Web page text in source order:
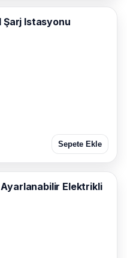
Şarj Istasyonu
Sepete Ekle
Elektrikli